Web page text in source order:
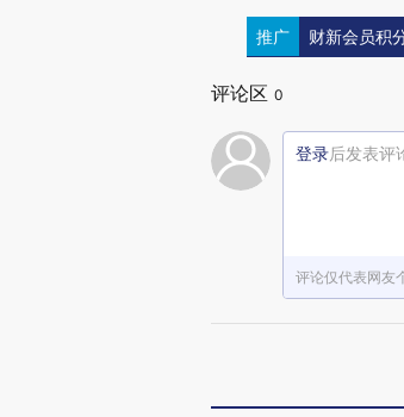
推广 财新会员积
评论区 0
登录后发表评
评论仅代表网友